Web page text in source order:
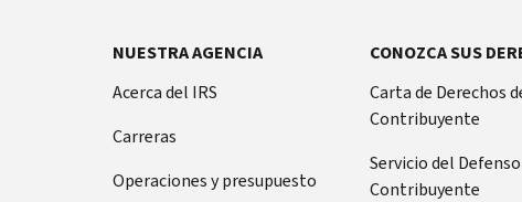
NUESTRA AGENCIA
Acerca del IRS
Carreras
Operaciones y presupuesto
CONOZCA SUS
Carta de Derechos
Contribuyente
Servicio del
Contribuyente